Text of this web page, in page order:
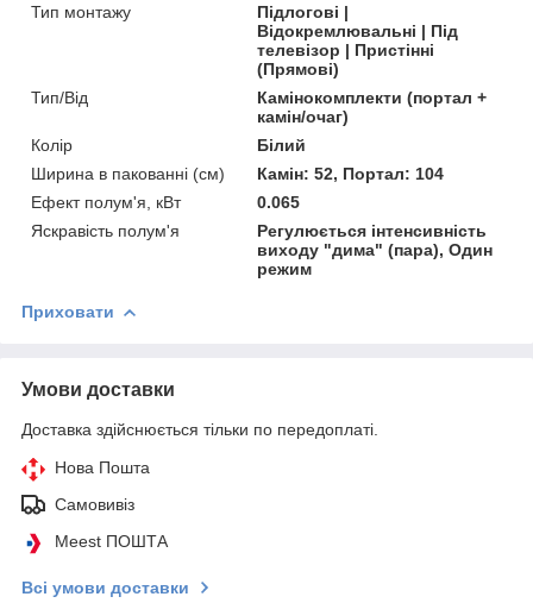
Тип монтажу
Підлогові |
Відокремлювальні | Під
телевізор | Пристінні
(Прямові)
Тип/Від
Камінокомплекти (портал +
камін/очаг)
Колір
Білий
Ширина в пакованні (см)
Камін: 52, Портал: 104
Ефект полум'я, кВт
0.065
Яскравість полум'я
Регулюється інтенсивність
виходу "дима" (пара), Один
режим
Приховати
Умови доставки
Доставка здійснюється тільки по передоплаті.
Нова Пошта
Самовивіз
Meest ПОШТА
Всі умови доставки